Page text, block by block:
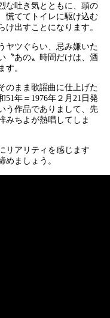
な吐き気とともに、頭の
慌ててトイレに駆け込む
け出すことになります。
ヤツぐらい、忌み嫌いた
〝あの〟時間だけは、酒
す。
のまま歌謡曲に仕上げた
年＝1976年２月21日発
う作品でありまして、先
みちよが熱唱してしま
リアリティを感じます
めましょう。